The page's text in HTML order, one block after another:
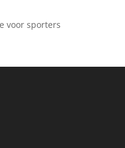
voor sporters